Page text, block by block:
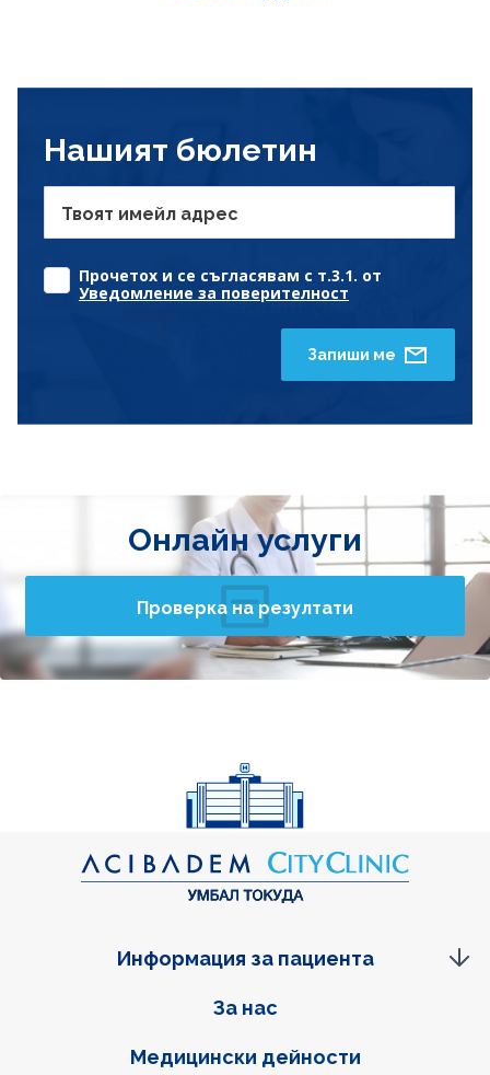
Нашият бюлетин
Твоят имейл адрес
Прочетох и се съгласявам с т.3.1. от
Уведомление за поверителност
Запиши ме
Онлайн услуги
Проверка на резултати
Фуутер навигация
За нас
Медицински дейности
Информация за пациента